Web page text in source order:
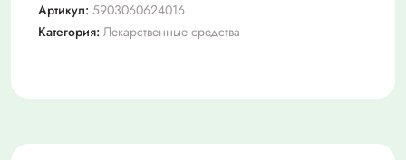
д/
внут
мг/
фл-
Артикул: 5903060624016
Категория: Лекарственные средства